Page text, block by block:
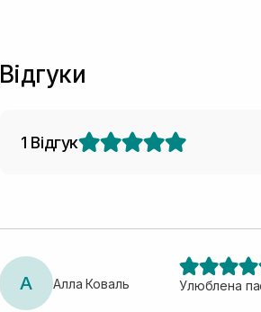
Відгуки
1 Відгук
А Алла Коваль Улюблена